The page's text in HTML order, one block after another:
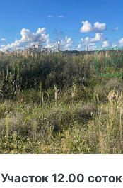
Участок 12.00 соток